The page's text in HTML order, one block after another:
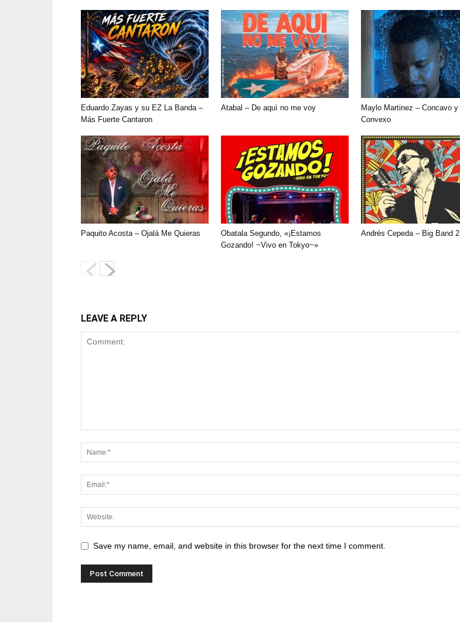
Eduardo Zayas y su EZ La Banda –
Más Fuerte Cantaron
Atabal – De aquì no me voy
Maylo Martinez – Concavo y
Convexo
Paquito Acosta – Ojalá Me Quieras
Obatala Segundo, «¡Estamos
Gozando! ~Vivo en Tokyo~»
Andrés Cepeda – Big Band 2
LEAVE A REPLY
Save my name, email, and website in this browser for the next time I comment.